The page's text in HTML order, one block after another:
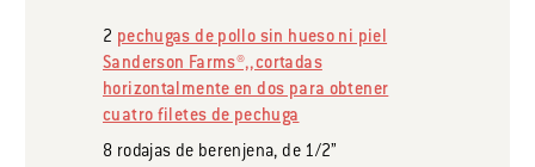
2 pechugas de pollo sin hueso ni piel
Sanderson Farms®,,cortadas
horizontalmente en dos para obtener
cuatro filetes de pechuga
8 rodajas de berenjena, de 1/2”